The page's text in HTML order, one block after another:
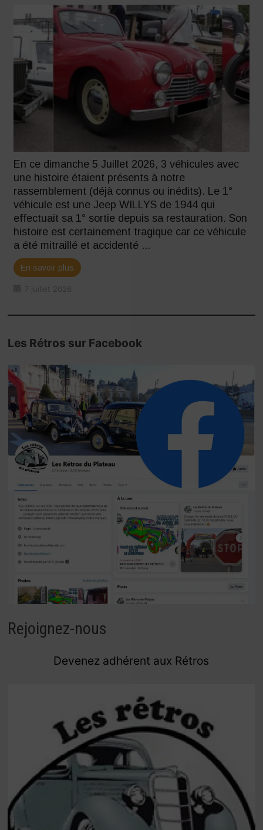
En ce dimanche 5 Juillet 2026, 3 véhicules avec
une histoire étaient présents à notre
rassemblement (déjà connus ou inédits). Le 1°
véhicule est une Jeep WILLYS de 1944 qui
effectuait sa 1° sortie depuis sa restauration. Son
histoire est certainement tragique car ce véhicule
a été mitraillé et accidenté ...
En savoir plus
7 juillet 2026
Les Rétros sur Facebook
Rejoignez-nous
Devenez adhérent aux Rétros